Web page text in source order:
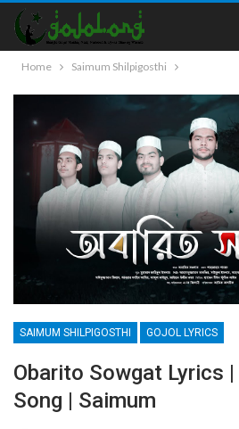
Home Saimum Shilpigosthi
SAIMUM SHILPIGOSTHI GOJOL LYRICS
Obarito Sowgat Lyrics
Song | Saimum